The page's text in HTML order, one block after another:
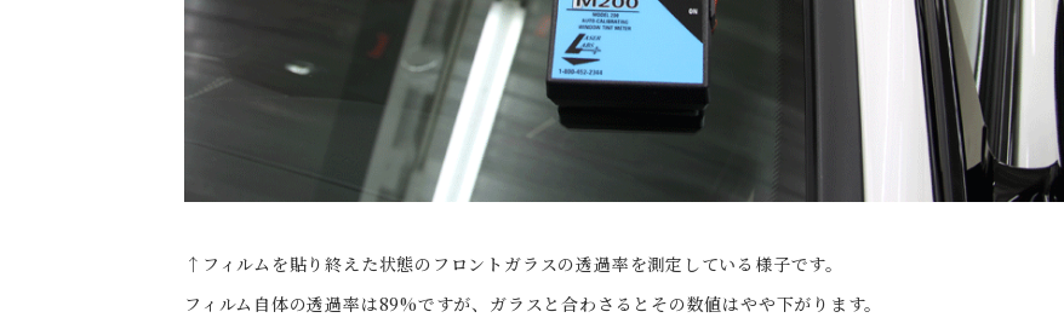
↑フィルムを貼り終えた状態のフロントガラスの透過率を測定している様子です。
フィルム自体の透過率は89%ですが、ガラスと合わさるとその数値はやや下がります。